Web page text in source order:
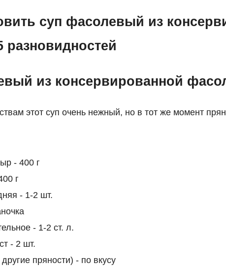
суп фасолевый из
разновидностей
из консервированной
этот суп очень нежный, но в тот же момент
- 400 г
г
- 1-2 шт.
- 1-2 ст. л.
- 2 шт.
пряности) - по вкусу